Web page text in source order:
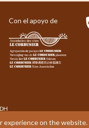
experience on the website.
Con el apoyo de